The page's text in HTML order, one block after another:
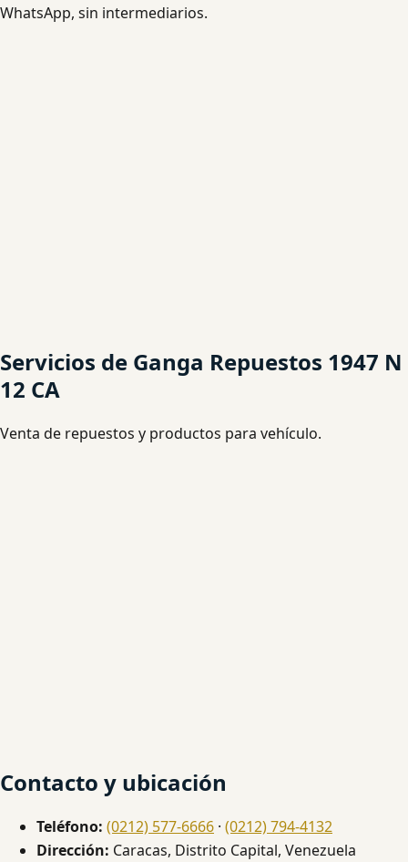
WhatsApp, sin intermediarios.
Servicios de Ganga Repuestos 1947 N
12 CA
Venta de repuestos y productos para vehículo.
Contacto y ubicación
Teléfono: (0212) 577-6666 · (0212) 794-4132
Dirección: Caracas, Distrito Capital, Venezuela